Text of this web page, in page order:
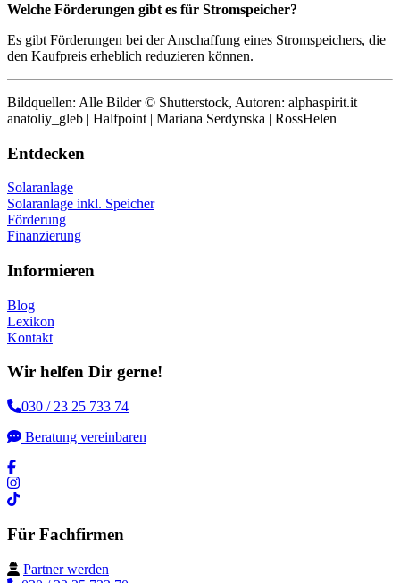
Welche Förderungen gibt es für Stromspeicher?
Es gibt Förderungen bei der Anschaffung eines Stromspeichers, die
den Kaufpreis erheblich reduzieren können.
Bildquellen: Alle Bilder © Shutterstock, Autoren: alphaspirit.it |
anatoliy_gleb | Halfpoint | Mariana Serdynska | RossHelen
Entdecken
Solaranlage
Solaranlage inkl. Speicher
Förderung
Finanzierung
Informieren
Blog
Lexikon
Kontakt
Wir helfen Dir gerne!
030 / 23 25 733 74
Beratung vereinbaren
Für Fachfirmen
Partner werden